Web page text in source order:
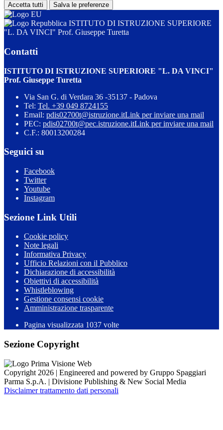
Accetta tutti Salva le preferenze
ISTITUTO DI ISTRUZIONE SUPERIORE
"L. DA VINCI" Prof. Giuseppe Turetta
Contatti
ISTITUTO DI ISTRUZIONE SUPERIORE "L. DA VINCI"
Prof. Giuseppe Turetta
Via San G. di Verdara 36 -35137 - Padova
Tel: Tel. +39 049 8724155
Email: pdis02700t@istruzione.itLink per inviare una mail
PEC: pdis02700t@pec.istruzione.itLink per inviare una mail
C.F.: 80013200284
Seguici su
Facebook
Twitter
Youtube
Instagram
Sezione Link Utili
Cookie policy
Note legali
Informativa Privacy
Ufficio Relazioni con il Pubblico
Dichiarazione di accessibilità
Obiettivi di accessibilità
Whistleblowing
Gestione consensi cookie
Amministrazione trasparente
Pagina visualizzata 1037 volte
Sezione Copyright
Copyright 2026 | Engineered and powered by Gruppo Spaggiari
Parma S.p.A. | Divisione Publishing & New Social Media
Disclaimer trattamento dati personali